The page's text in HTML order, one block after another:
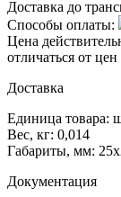
Доставка до
Способы оплаты:
Цена
отличаться от
Доставка
Единица товара:
Вес, кг: 0,014
Габариты, мм:
Документация